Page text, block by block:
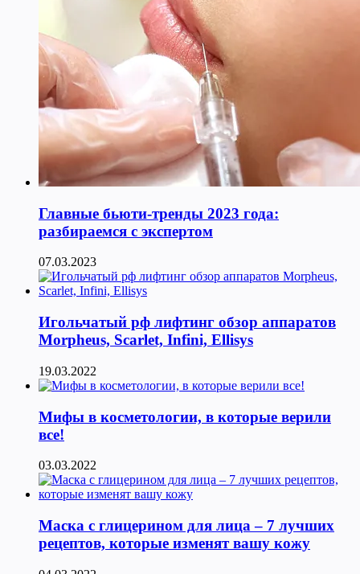
Главные бьюти-тренды 2023 года:
разбираемся с экспертом
07.03.2023
Игольчатый рф лифтинг обзор аппаратов
Morpheus, Scarlet, Infini, Ellisys
19.03.2022
Мифы в косметологии, в которые верили
все!
03.03.2022
Маска с глицерином для лица – 7 лучших
рецептов, которые изменят вашу кожу